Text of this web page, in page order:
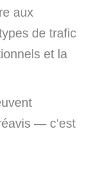
aux
de trafic
et la
— c’est